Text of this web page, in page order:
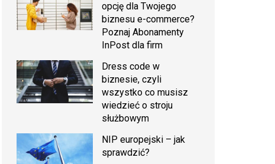
opcję dla Twojego
biznesu e-commerce?
Poznaj Abonamenty
InPost dla firm
Dress code w
biznesie, czyli
wszystko co musisz
wiedzieć o stroju
służbowym
NIP europejski – jak
sprawdzić?